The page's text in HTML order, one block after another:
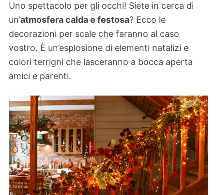
Uno spettacolo per gli occhi! Siete in cerca di
un’atmosfera calda e festosa? Ecco le
decorazioni per scale che faranno al caso
vostro. È un’esplosione di elementi natalizi e
colori terrigni che lasceranno a bocca aperta
amici e parenti.